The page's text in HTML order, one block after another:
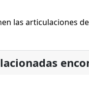
las articulaciones